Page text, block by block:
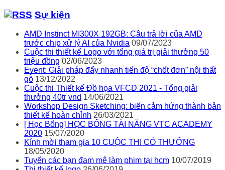
Sự kiện
AMD Instinct MI300X 192GB: Câu trả lời của AMD
trước chip xử lý AI của Nvidia 09/07/2023
Cuộc thi thiết kế Logo với tổng giá trị giải thưởng 50
triệu đồng 02/06/2023
Event: Giải pháp đẩy nhanh tiến độ “chốt đơn” nội thất
gỗ 13/12/2022
Cuộc thi Thiết kế Đồ họa VFCD 2021 - Tổng giải
thưởng 40tr vnd 14/06/2021
Workshop Design Sketching: biến cảm hứng thành bản
thiết kế hoàn chỉnh 26/03/2021
[ Học Bổng] HỌC BỔNG TÀI NĂNG VTC ACADEMY
2020 15/07/2020
Kính mời tham gia 10 CUỘC THI CÓ THƯỞNG
18/05/2020
Tuyển các bạn đam mê làm phim tại hcm 10/07/2019